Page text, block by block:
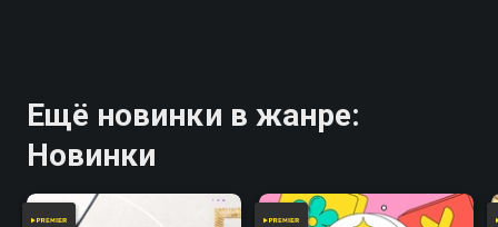
Ещё новинки в жанре:
Новинки